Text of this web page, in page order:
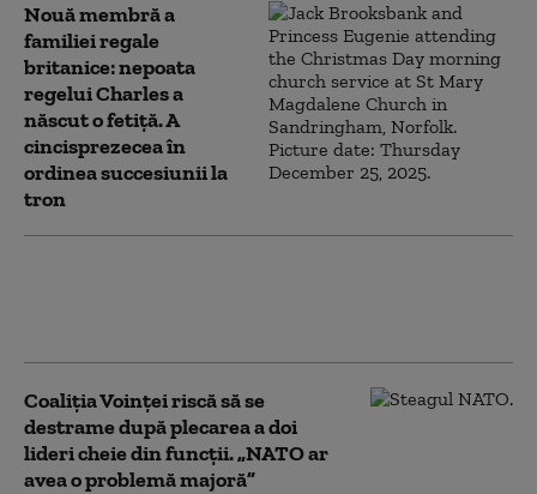
Nouă membră a
familiei regale
britanice: nepoata
regelui Charles a
născut o fetiță. A
cincisprezecea în
ordinea succesiunii la
tron
Coaliția Voinței riscă să se
destrame după plecarea a doi
lideri cheie din funcții. „NATO ar
avea o problemă majoră”